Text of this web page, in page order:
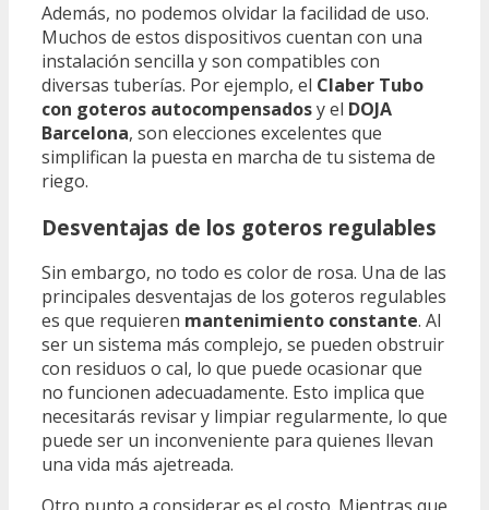
Además, no podemos olvidar la facilidad de uso.
Muchos de estos dispositivos cuentan con una
instalación sencilla y son compatibles con
diversas tuberías. Por ejemplo, el Claber Tubo
con goteros autocompensadosy el DOJA
Barcelona, son elecciones excelentes que
simplifican la puesta en marcha de tu sistema de
riego.
Desventajas de los goteros regulables
Sin embargo, no todo es color de rosa. Una de las
principales desventajas de los goteros regulables
es que requieren mantenimiento constante. Al
ser un sistema más complejo, se pueden obstruir
con residuos o cal, lo que puede ocasionar que
no funcionen adecuadamente. Esto implica que
necesitarás revisar y limpiar regularmente, lo que
puede ser un inconveniente para quienes llevan
una vida más ajetreada.